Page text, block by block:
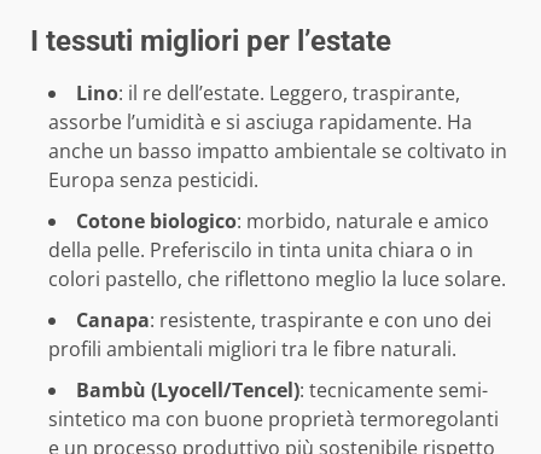
I tessuti migliori per l’estate
Lino: il re dell’estate. Leggero, traspirante,
assorbe l’umidità e si asciuga rapidamente. Ha
anche un basso impatto ambientale se coltivato in
Europa senza pesticidi.
Cotone biologico: morbido, naturale e amico
della pelle. Preferiscilo in tinta unita chiara o in
colori pastello, che riflettono meglio la luce solare.
Canapa: resistente, traspirante e con uno dei
profili ambientali migliori tra le fibre naturali.
Bambù (Lyocell/Tencel): tecnicamente semi-
sintetico ma con buone proprietà termoregolanti
e un processo produttivo più sostenibile rispetto